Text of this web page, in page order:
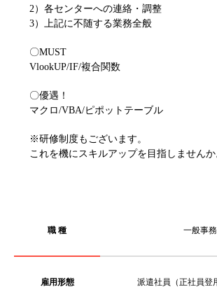
2）各センターへの連絡・調整
3）上記に不随する業務全般
〇MUST
VlookUP/IF/複合関数
〇優遇！
マクロ/VBA/ピポットテーブル
※研修制度もございます。
これを機にスキルアップを目指しませんか
職 種 一般事務
雇用形態 派遣社員（正社員登